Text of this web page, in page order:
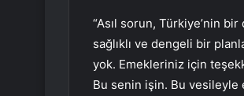
“Asıl sorun, Türkiye’nin
sağlıklı ve dengeli bir
yok. Emekleriniz için
Bu senin işin. Bu vesileyle